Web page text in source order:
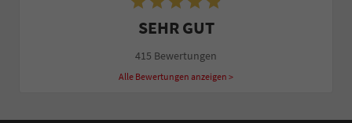
SEHR GUT
415 Bewertungen
Alle Bewertungen anzeigen >